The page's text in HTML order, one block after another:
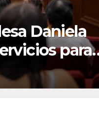
Rocío
del Centro